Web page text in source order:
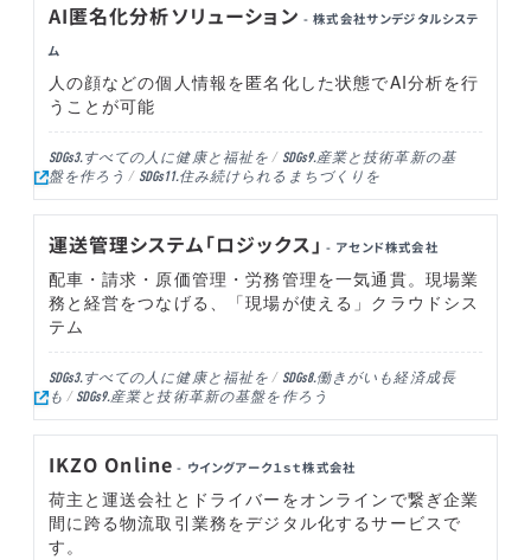
AI匿名化分析ソリューション - 株式会社サンデジタルシステ
ム
人の顔などの個人情報を匿名化した状態でAI分析を行
うことが可能
SDGs3.すべての人に健康と福祉を SDGs9.産業と技術革新の基
盤を作ろう
SDGs11.住み続けられるまちづくりを
運送管理システム「ロジックス」 - アセンド株式会社
配車・請求・原価管理・労務管理を一気通貫。現場業
務と経営をつなげる、「現場が使える」クラウドシス
テム
SDGs3.すべての人に健康と福祉を SDGs8.働きがいも経済成長
も
SDGs9.産業と技術革新の基盤を作ろう
IKZO Online - ウイングアーク１ｓｔ株式会社
荷主と運送会社とドライバーをオンラインで繋ぎ企業
間に跨る物流取引業務をデジタル化するサービスで
す。